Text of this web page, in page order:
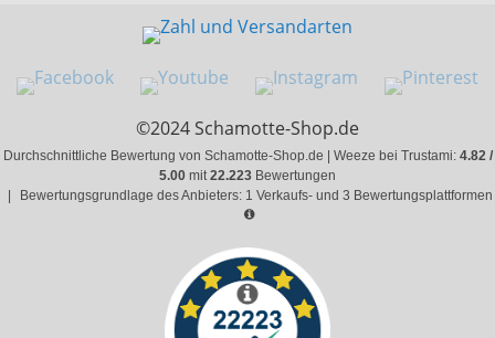
©2024 Schamotte-Shop.de
Durchschnittliche Bewertung von Schamotte-Shop.de | Weeze bei Trustami: 4.82 /
5.00 mit22.223 Bewertungen
Bewertungsgrundlage des Anbieters: 1 Verkaufs- und 3 Bewertungsplattformen